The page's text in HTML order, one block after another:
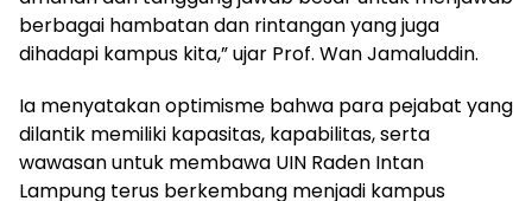
berbagai hambatan dan rintangan yang juga
dihadapi kampus kita,” ujar Prof. Wan Jamaluddin.
Ia menyatakan optimisme bahwa para pejabat yang
dilantik memiliki kapasitas, kapabilitas, serta
wawasan untuk membawa UIN Raden Intan
Lampung terus berkembang menjadi kampus